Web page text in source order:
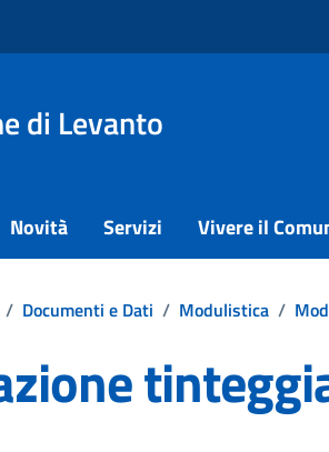
di Levanto
Novità Servizi Vivere il
/ Documenti e Dati / Modulistica /